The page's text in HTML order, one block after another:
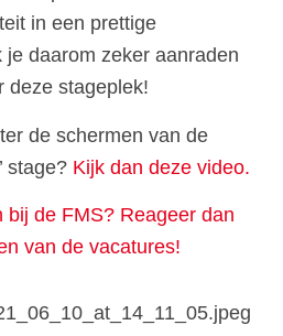
in een prettige
daarom zeker aanraden
deze stageplek!
de schermen van de
stage? Kijk dan deze video.
bij de FMS? Reageer dan
van de vacatures!